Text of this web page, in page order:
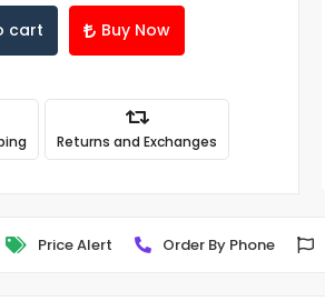
cart Buy Now
Returns and Exchanges
Price Alert Order By Phone